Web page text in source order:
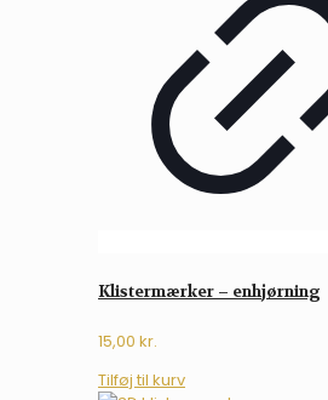
Klistermærker – enhjørning
15,00 kr.
Tilføj til kurv